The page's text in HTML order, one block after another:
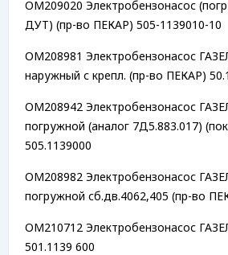
OM209020 Электробензонасос
ДУТ) (пр-во ПЕКАР) 505-1139010-10
OM208981 Электробензонасос
наружный с крепл. (пр-во ПЕКАР)
OM208942 Электробензонасос
погружной (аналог 7Д5.883.017)
505.1139000
OM208982 Электробензонасос
погружной сб.дв.4062,405 (пр-во
OM210712 Электробензонасос
501.1139 600